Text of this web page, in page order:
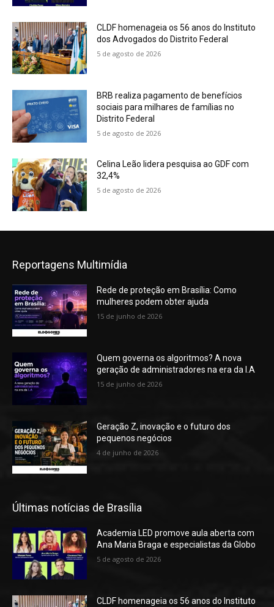
CLDF homenageia os 56 anos do Instituto
dos Advogados do Distrito Federal
5 de agosto de 2026
BRB realiza pagamento de benefícios
sociais para milhares de famílias no
Distrito Federal
5 de agosto de 2026
Celina Leão lidera pesquisa ao GDF com
32,4%
5 de agosto de 2026
Reportagens Multimídia
Rede de proteção em Brasília: Como
mulheres podem obter ajuda
15 de junho de 2026
Quem governa os algoritmos? A nova
geração de administradores na era da I.A
15 de junho de 2026
Geração Z, inovação e o futuro dos
pequenos negócios
4 de junho de 2026
Últimas notícias de Brasília
Academia LED promove aula aberta com
Ana Maria Braga e especialistas da Globo
5 de agosto de 2026
CLDF homenageia os 56 anos do Instituto